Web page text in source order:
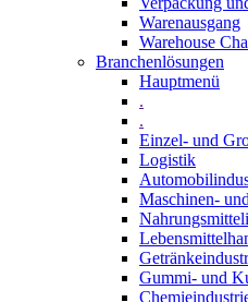
Warenausgang
Warehouse
Branchenlösungen
Hauptmenü
.
.
Einzel- und
Logistik
Maschinen-
Gummi­- und